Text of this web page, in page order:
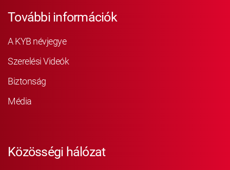
További információk
A KYB névjegye
Szerelési Videók
Biztonság
Média
Közösségi hálózat